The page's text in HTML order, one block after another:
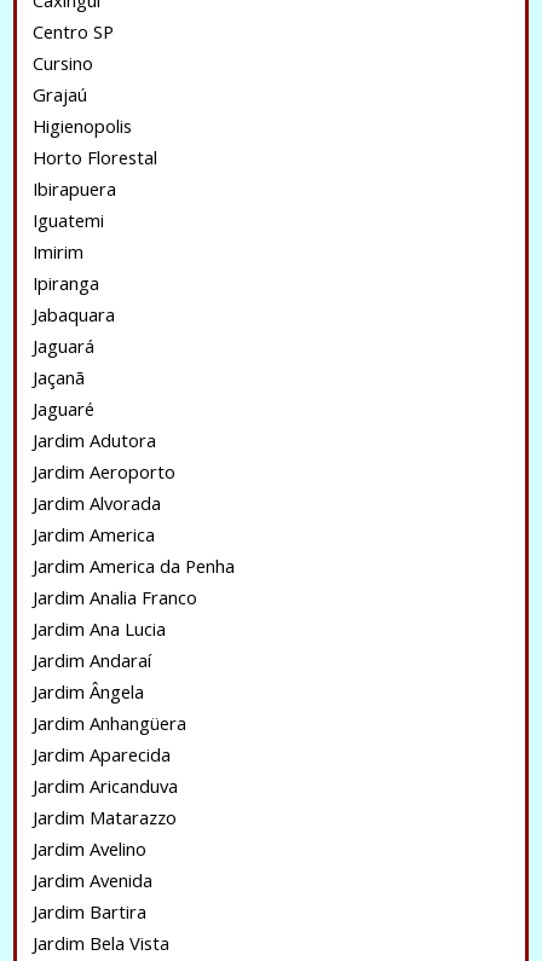
Centro SP
Cursino
Grajaú
Higienopolis
Horto Florestal
Ibirapuera
Iguatemi
Imirim
Ipiranga
Jabaquara
Jaguará
Jaçanã
Jaguaré
Jardim Adutora
Jardim Aeroporto
Jardim Alvorada
Jardim America
Jardim America da Penha
Jardim Analia Franco
Jardim Ana Lucia
Jardim Andaraí
Jardim Ângela
Jardim Anhangüera
Jardim Aparecida
Jardim Aricanduva
Jardim Matarazzo
Jardim Avelino
Jardim Avenida
Jardim Bartira
Jardim Bela Vista